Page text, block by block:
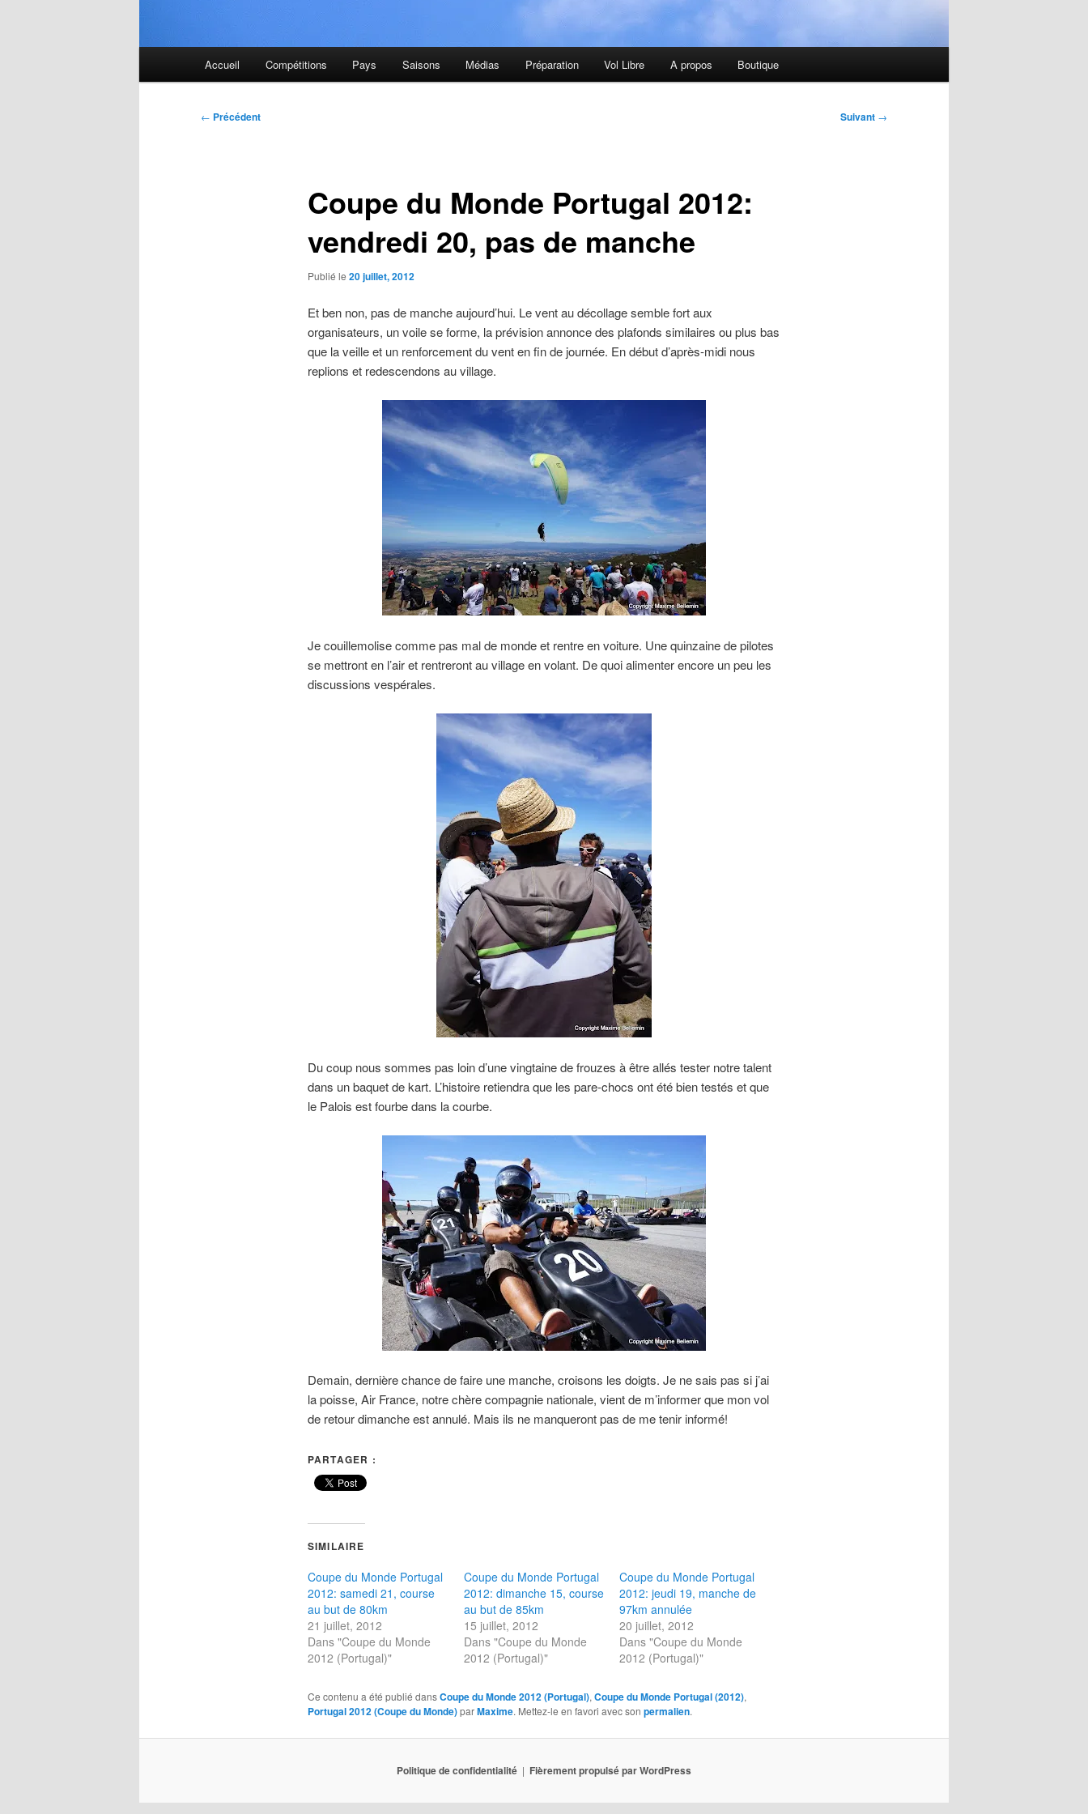
Accueil Compétitions Pays Saisons Médias Préparation Vol Libre A propos Boutique
Navigation
← Précédent Suivant →
Coupe du Monde Portugal 2012:
vendredi 20, pas de manche
Publié le 20 juillet, 2012
Et ben non, pas de manche aujourd’hui. Le vent au décollage semble fort aux
organisateurs, un voile se forme, la prévision annonce des plafonds similaires ou plus bas
que la veille et un renforcement du vent en fin de journée. En début d’après-midi nous
replions et redescendons au village.
Je couillemolise comme pas mal de monde et rentre en voiture. Une quinzaine de pilotes
se mettront en l’air et rentreront au village en volant. De quoi alimenter encore un peu les
discussions vespérales.
Du coup nous sommes pas loin d’une vingtaine de frouzes à être allés tester notre talent
dans un baquet de kart. L’histoire retiendra que les pare-chocs ont été bien testés et que
le Palois est fourbe dans la courbe.
Demain, dernière chance de faire une manche, croisons les doigts. Je ne sais pas si j’ai
la poisse, Air France, notre chère compagnie nationale, vient de m’informer que mon vol
de retour dimanche est annulé. Mais ils ne manqueront pas de me tenir informé!
PARTAGER :
SIMILAIRE
Coupe du Monde Portugal
2012: samedi 21, course
au but de 80km
21 juillet, 2012
Dans "Coupe du Monde
2012 (Portugal)"
Coupe du Monde Portugal
2012: dimanche 15, course
au but de 85km
15 juillet, 2012
Dans "Coupe du Monde
2012 (Portugal)"
Coupe du Monde Portugal
2012: jeudi 19, manche de
97km annulée
20 juillet, 2012
Dans "Coupe du Monde
2012 (Portugal)"
Ce contenu a été publié dansCoupe du Monde 2012 (Portugal), Coupe du Monde Portugal (2012),
Portugal 2012 (Coupe du Monde)parMaxime. Mettez-le en favori avec son permalien.
Politique de confidentialité Fièrement propulsé par WordPress